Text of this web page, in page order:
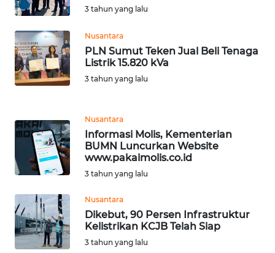
3 tahun yang lalu
Nusantara
PLN Sumut Teken Jual Beli Tenaga
Listrik 15.820 kVa
3 tahun yang lalu
Nusantara
Informasi Molis, Kementerian
BUMN Luncurkan Website
www.pakaimolis.co.id
3 tahun yang lalu
Nusantara
Dikebut, 90 Persen Infrastruktur
Kelistrikan KCJB Telah Siap
3 tahun yang lalu
SULTENG
WN
SULBAR
BABEL
WN
SUMBAR
WN
SUMSEL
WN